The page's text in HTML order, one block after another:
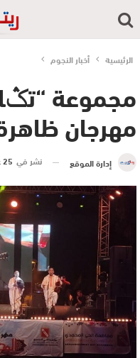
الرئيسية أخبار النجوم
مجموعة
مهرجان
إدارة الموقع نشر في 25 غشت 2024 الساعة 2 و 43 دقيقة